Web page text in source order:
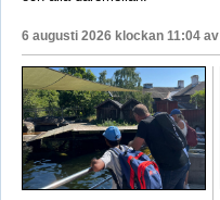
6 augusti 2026 klockan 11:04 av